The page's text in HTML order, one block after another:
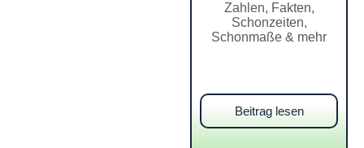
Zahlen, Fakten,
Schonzeiten,
Schonmaße & mehr
Beitrag lesen